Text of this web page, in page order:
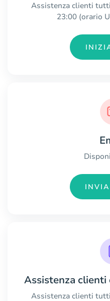
Assistenza clienti
23:00 (orario
Assistenza clienti
Assistenza clienti